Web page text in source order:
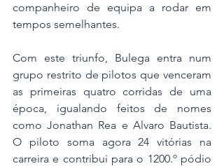
companheiro de equipa a rodar em
tempos semelhantes.
Com este triunfo, Bulega entra num
grupo restrito de pilotos que venceram
as primeiras quatro corridas de uma
época, igualando feitos de nomes
como Jonathan Rea e Alvaro Bautista.
O piloto soma agora 24 vitórias na
carreira e contribui para o 1200.º pódio